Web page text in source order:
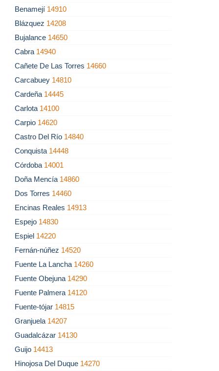
Benamejí 14910
Blázquez 14208
Bujalance 14650
Cabra 14940
Cañete De Las Torres 14660
Carcabuey 14810
Cardeña 14445
Carlota 14100
Carpio 14620
Castro Del Río 14840
Conquista 14448
Córdoba 14001
Doña Mencía 14860
Dos Torres 14460
Encinas Reales 14913
Espejo 14830
Espiel 14220
Fernán-núñez 14520
Fuente La Lancha 14260
Fuente Obejuna 14290
Fuente Palmera 14120
Fuente-tójar 14815
Granjuela 14207
Guadalcázar 14130
Guijo 14413
Hinojosa Del Duque 14270